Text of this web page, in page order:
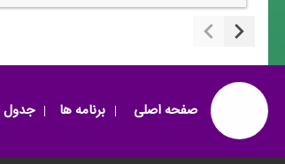
صفحه اصلی برنامه ها